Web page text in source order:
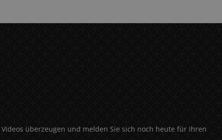
überzeugen und melden Sie sich noch heute für Ihren